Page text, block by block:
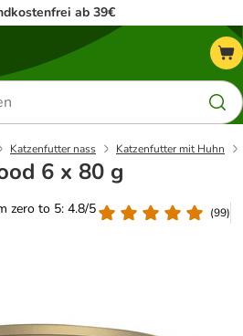
ab 39€
Katzenfutter nass Katzenfutter mit Huhn
6 x 80 g
zero to 5: 4.8/5
(99)